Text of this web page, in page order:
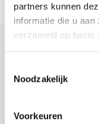
partners kunnen
informatie die u
verzameld op basis
Noodzakelijk
Voorkeuren
Solar